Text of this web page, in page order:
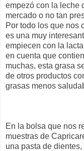
empezó con la leche
mercado o no tan
Por todo los que nos
es una muy
empiecen con la
en cuenta que
muchas, esta grasa
de otros productos
grasas menos
En la bolsa que nos
muestras de
una pasta de